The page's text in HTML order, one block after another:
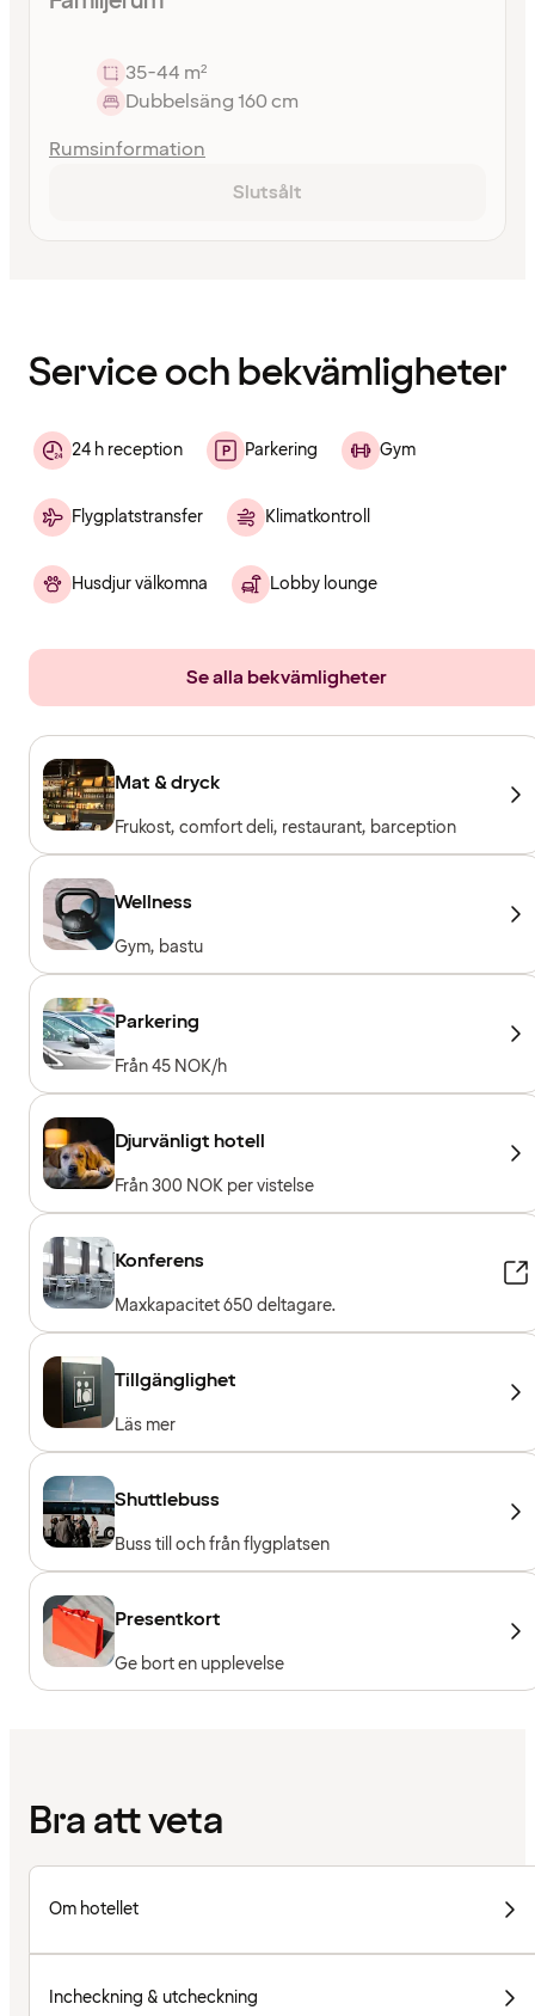
35-44 m²
Dubbelsäng 160 cm
Rumsinformation
Slutsålt
Service och bekvämligheter
24 h reception Parkering Gym
Flygplatstransfer Klimatkontroll
Husdjur välkomna Lobby lounge
Se alla bekvämligheter
Mat & dryck
Frukost, comfort deli, restaurant, barception
Wellness
Gym, bastu
Parkering
Från 45 NOK/h
Djurvänligt hotell
Från 300 NOK per vistelse
Konferens
Maxkapacitet 650 deltagare.
Tillgänglighet
Läs mer
Shuttlebuss
Buss till och från flygplatsen
Presentkort
Ge bort en upplevelse
Bra att veta
Om hotellet
Incheckning & utcheckning